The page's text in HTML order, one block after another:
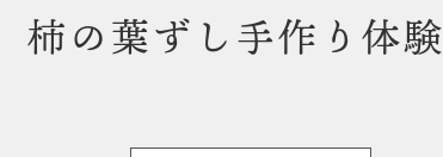
柿の葉ずし手作り体験